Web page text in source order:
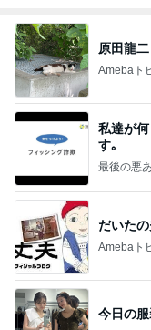
原田龍
Amebaト
私達が
す｡
最後の悪
だいた
Amebaト
今日の